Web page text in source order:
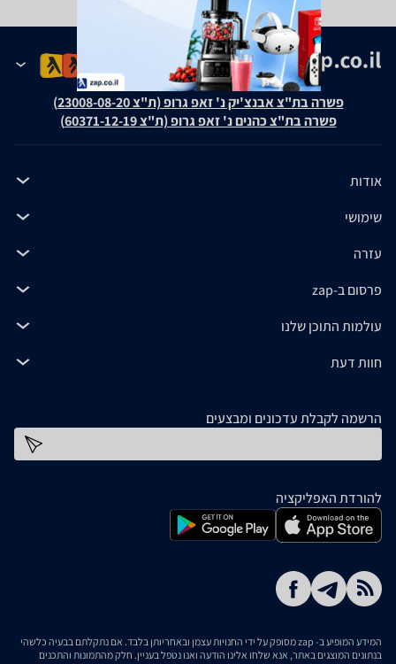
פשרה בת"צ אבנצ'יק נ' זאפ גרופ (ת"צ 23008-08-20)
פשרה בת"צ כהנים נ' זאפ גרופ (ת"צ 60371-12-19)
אודות
שימושי
עזרה
פרסום ב-zap
עולמות התוכן שלנו
חוות דעת
הרשמה לקבלת עדכונים ומבצעים
להורדת האפליקציה
המידע המופיע ב- zap מסופק על ידי החנויות עצמן ובאחריותן בלבד. אם נתקלתם בבעיה כלשהי
בנתונים המוצגים באתר, אנא שלחו אלינו הודעה ואנו נטפל בעניין. חלק מהתמונות והתכנים